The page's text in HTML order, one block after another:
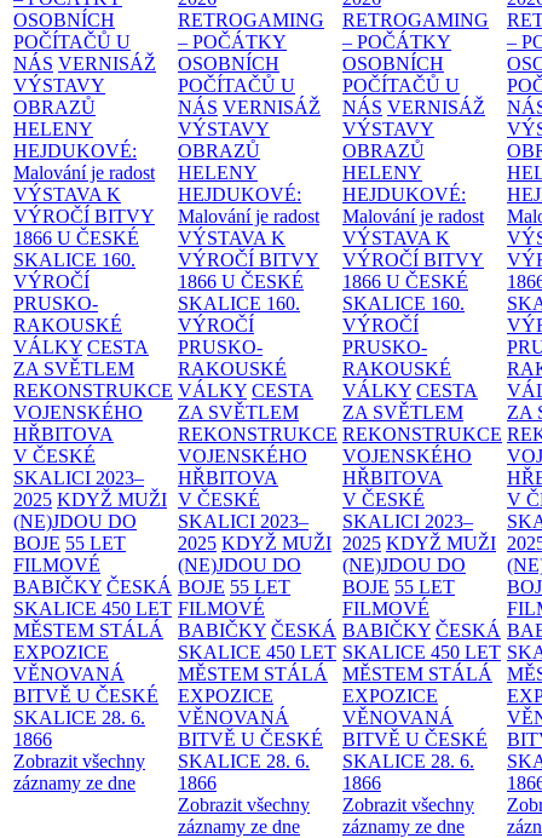
OSOBNÍCH
POČÍTAČŮ U
NÁS VERNISÁŽ
VÝSTAVY
OBRAZŮ
HELENY
HEJDUKOVÉ:
Malování je radost
VÝSTAVA K
VÝROČÍ BITVY
1866 U ČESKÉ
SKALICE 160.
VÝROČÍ
PRUSKO-
RAKOUSKÉ
VÁLKY CESTA
ZA SVĚTLEM
REKONSTRUKCE
VOJENSKÉHO
HŘBITOVA
V ČESKÉ
SKALICI 2023–
2025 KDYŽ MUŽI
(NE)JDOU DO
BOJE 55 LET
FILMOVÉ
BABIČKY ČESKÁ
SKALICE 450 LET
MĚSTEM STÁLÁ
EXPOZICE
VĚNOVANÁ
BITVĚ U ČESKÉ
SKALICE 28. 6.
1866
Zobrazit všechny
záznamy ze dne
RETROGAMING
– POČÁTKY
OSOBNÍCH
POČÍTAČŮ U
NÁS VERNISÁŽ
VÝSTAVY
OBRAZŮ
HELENY
HEJDUKOVÉ:
Malování je radost
VÝSTAVA K
VÝROČÍ BITVY
1866 U ČESKÉ
SKALICE 160.
VÝROČÍ
PRUSKO-
RAKOUSKÉ
VÁLKY CESTA
ZA SVĚTLEM
REKONSTRUKCE
VOJENSKÉHO
HŘBITOVA
V ČESKÉ
SKALICI 2023–
2025 KDYŽ MUŽI
(NE)JDOU DO
BOJE 55 LET
FILMOVÉ
BABIČKY ČESKÁ
SKALICE 450 LET
MĚSTEM STÁLÁ
EXPOZICE
VĚNOVANÁ
BITVĚ U ČESKÉ
SKALICE 28. 6.
1866
Zobrazit všechny
záznamy ze dne
RETROGAMING
– POČÁTKY
OSOBNÍCH
POČÍTAČŮ U
NÁS VERNISÁŽ
VÝSTAVY
OBRAZŮ
HELENY
HEJDUKOVÉ:
Malování je radost
VÝSTAVA K
VÝROČÍ BITVY
1866 U ČESKÉ
SKALICE 160.
VÝROČÍ
PRUSKO-
RAKOUSKÉ
VÁLKY CESTA
ZA SVĚTLEM
REKONSTRUKCE
VOJENSKÉHO
HŘBITOVA
V ČESKÉ
SKALICI 2023–
2025 KDYŽ MUŽI
(NE)JDOU DO
BOJE 55 LET
FILMOVÉ
BABIČKY ČESKÁ
SKALICE 450 LET
MĚSTEM STÁLÁ
EXPOZICE
VĚNOVANÁ
BITVĚ U ČESKÉ
SKALICE 28. 6.
1866
Zobrazit všechny
záznamy ze dne
–
ZA
V